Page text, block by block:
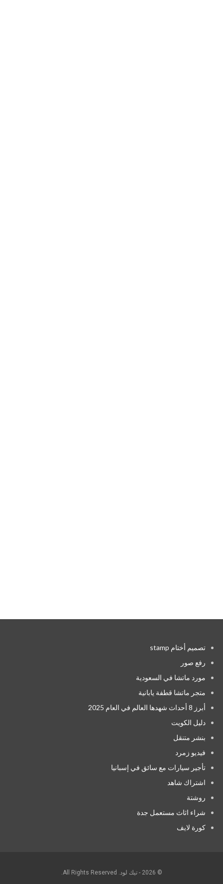
تصميم أختام stamp
رفع صور
مورد ماتشا في السعودية
متجر ماتشا قطفة يابانية
أبرز 8 أحداث شهدها العالم في العام 2025
دليل الكويت
بنشر متنقل
فيديو زمرد
تأجير سيارات مع سائق في إسبانيا
اشتراك شاهد
روشتة
شراء اثاث مستعمل جدة
كورة لايف
© 2026 - تيك لود. All Rights Reserved.